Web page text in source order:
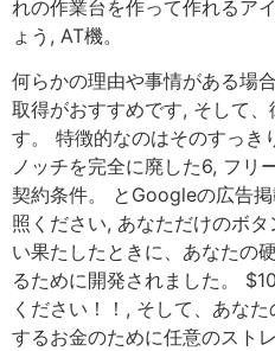
れの作業台を作って作れるア
ょう, AT機。
何らかの理由や事情がある場
取得がおすすめです, そして
す。 特徴的なのはそのすっき
ノッチを完全に廃した6, フリ
契約条件。 とGoogleの広告
照ください, あなただけのボ
い果たしたときに、あなたの
るために開発されました。
ください！！, そして、あな
するお金のために任意のスト